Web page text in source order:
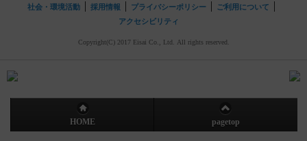
社会・環境活動
採用情報 プライバシーポリシー
ご利用について
アクセシビリティ
Copyright(C) 2017 Eisai Co., Ltd. All rights reserved.
HOME pagetop